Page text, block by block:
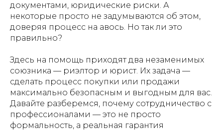
документами, юридические риски. А
некоторые просто не задумываются об этом,
доверяя процесс на авось. Но так ли это
правильно?
Здесь на помощь приходят два незаменимых
союзника — риэлтор и юрист. Их задача —
сделать процесс покупки или продажи
максимально безопасным и выгодным для вас.
Давайте разберемся, почему сотрудничество с
профессионалами — это не просто
формальность, а реальная гарантия